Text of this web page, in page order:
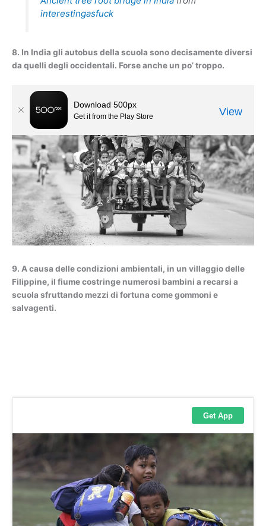
interestingasfuck
8. In India gli autobus della scuola sono decisamente diversi
da quelli degli occidentali. Forse anche un po’ troppo.
9. A causa delle condizioni ambientali, in un villaggio delle
Filippine, il fiume costringe numerosi bambini a recarsi a
scuola sfruttando mezzi di fortuna come gommoni e
salvagenti.